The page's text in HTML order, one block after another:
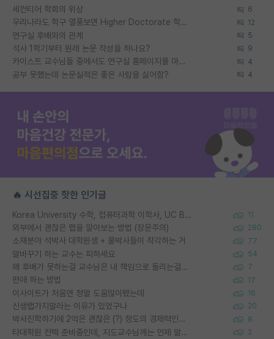
세컨티어 학회의 위상 6
우리나라도 학구 열풍보면 Higher Doctorate 학위가 필요하다고 봅니다. 12
연구실 후배와의 관계 5
석사 1학기부터 원래 논문 작성을 하나요? 9
카이스트 교수님들 중에서도 연구실 홈페이지를 마련 안 하신 분들이 계시던데 4
공부 못했는데 논문실적은 좋은 사람을 싫어함? 4
🔥 시선집중 핫한 인기글
Korea University 수학, 컴퓨터과학 이학사, UC Berkeley 산업공학 대학원 공학박사가 되는 것은 쉽지 않겠죠? 11
외부에서 괜찮은 랩을 알아보는 방법 (장문주의) 280
소재분야 석박사 대학원생 + 물박사들이 착각하는 거 77
말바꾸기 하는 교수는 피하세요 54
왜 후배가 못하는걸 교수님은 내 책임으로 돌리는걸까요? 7
편애 하는 방법 17
이사이트가 처음엔 정말 도움많이됐는데 16
신생랩가지말라는 이유가 있었구나 20
박사진학하기에 2억은 괜찮은 (?) 정도의 경제력인가요 8
타대학원 컨텍 준비중인데, 지도교수님께는 언제 말씀드려야 할까요? 2